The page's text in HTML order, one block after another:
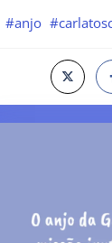
#anjo